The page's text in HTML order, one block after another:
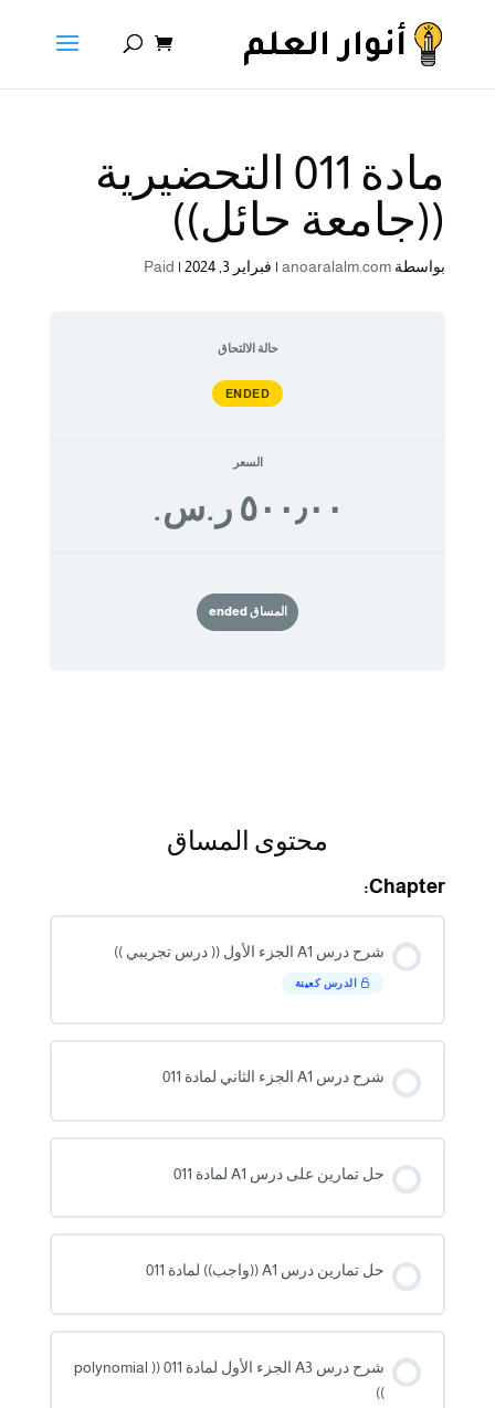
مادة 011 التحضيرية
((جامعة حائل))
بواسطة anoaralalm.com
| فبراير 3, 2024 |
Paid
حالة الالتحاق
ENDED
السعر
٥٠٠٫٠٠ ر.س.‏
المساق ended
محتوى المساق
Chapter:
شرح درس A1 الجزء الأول (( درس تجريبي ))
الدرس كعينة
شرح درس A1 الجزء الثاني لمادة 011
حل تمارين على درس A1 لمادة 011
حل تمارين درس A1 ((واجب)) لمادة 011
شرح درس A3 الجزء الأول لمادة 011 (( polynomial
))